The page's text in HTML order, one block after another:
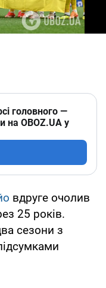
головного —
на OBOZ.UA у
вдруге очолив
25 років.
сезони з